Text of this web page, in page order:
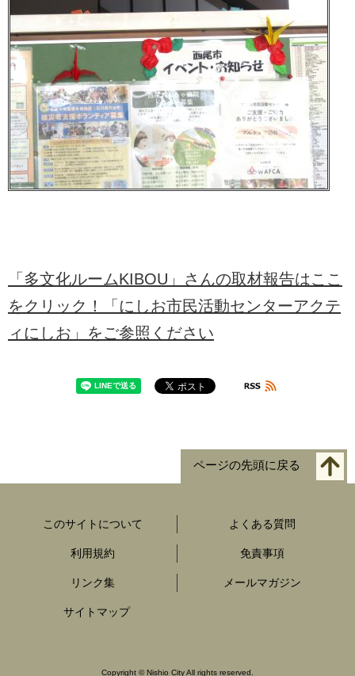
「多文化ルームKIBOU」さんの取材報告はここ
をクリック！「にしお市民活動センターアクテ
ィにしお」をご参照ください
ページの先頭に戻る
このサイトについて よくある質問
利用規約 免責事項
リンク集 メールマガジン
サイトマップ
Copyright ©Nishio City All rights reserved.